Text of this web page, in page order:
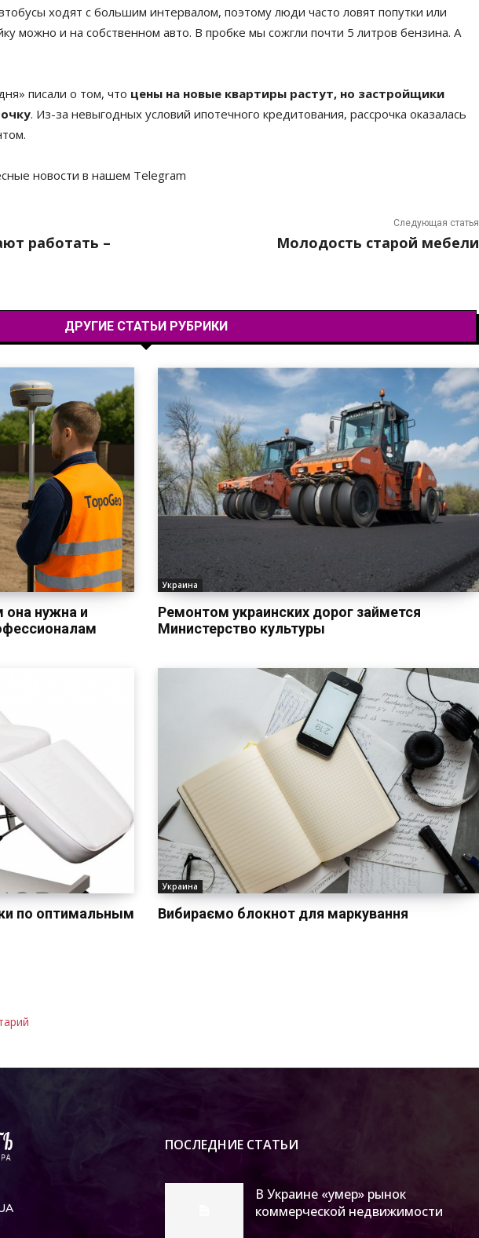
ходят с большим интервалом, поэтому люди часто ловят попутки или
можно и на собственном авто. В пробке мы сожгли почти 5 литров бензина. А
писали о том, что цены на новые квартиры растут, но застройщики
. Из-за невыгодных условий ипотечного кредитования, рассрочка оказалась
новости в нашем Telegram
работать –
Следующая статья
Молодость старой мебели
ДРУГИЕ СТАТЬИ РУБРИКИ
она нужна и
Украина
Ремонтом украинских дорог займется
Министерство культуры
по оптимальным
Украина
Вибираємо блокнот для маркування
ПОСЛЕДНИЕ СТАТЬИ
В Украине «умер» рынок
коммерческой недвижимости